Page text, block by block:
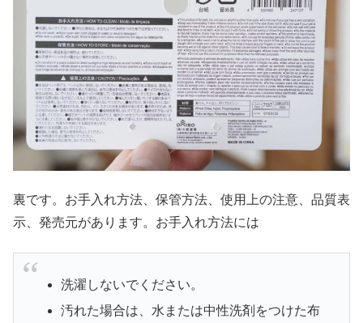
裏です。お手入れ方法、保管方法、使用上の注意、品質表
示、発売元があります。お手入れ方法には
洗濯しないでください。
汚れた場合は、水または中性洗剤をつけた布